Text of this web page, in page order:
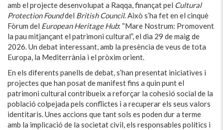
amb el projecte desenvolupat a Raqqa, finançat pel Cultural
Protection Founddel British Council. Això s’ha fet en el cinquè
Fòrum del European Heritage Hub: “Mare Nostrum: Promovent
la pau mitjançant el patrimoni cultural”, el dia 29 de maig de
2026. Un debat interessant, amb la presència de veus de tota
Europa, la Mediterrània i el pròxim orient.
En els diferents panells de debat, s’han presentat iniciatives i
projectes que han posat de manifest fins a quin punt el
patrimoni cultural contribueix a reforçar la cohesió social de la
població colpejada pels conflictes i a recuperar els seus valors
identitaris. Unes accions que tant sols es poden dur a terme
amb la implicació de la societat civil, els responsables polítics i